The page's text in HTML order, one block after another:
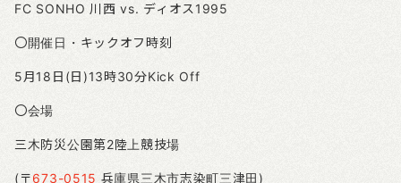
FC SONHO 川西 vs. ディオス1995
〇開催日・キックオフ時刻
5月18 日 (日)13時30分Kick Off
〇会場
三木防災公園第2陸上競技場
(〒673-0515 兵庫県三木市志染町三津田)